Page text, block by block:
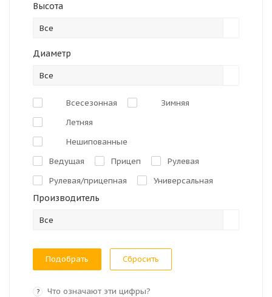
Высота
Все
Диаметр
Все
Всесезонная
Зимняя
Летняя
Нешипованные
Ведущая
Прицеп
Рулевая
Рулевая/прицепная
Универсальная
Производитель
Все
Сбросить
? Что означают эти цифры?